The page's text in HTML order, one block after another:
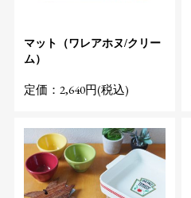
マット（ワレアホヌ/クリー
ム）
定価：2,640円(税込)